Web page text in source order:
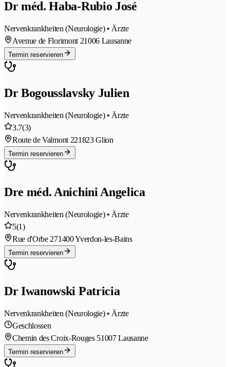
Dr méd. Haba-Rubio José
Nervenkrankheiten (Neurologie) • Ärzte
Avenue de Florimont 21006 Lausanne
Termin reservieren
Dr Bogousslavsky Julien
Nervenkrankheiten (Neurologie) • Ärzte
3.7(3)
Route de Valmont 221823 Glion
Termin reservieren
Dre méd. Anichini Angelica
Nervenkrankheiten (Neurologie) • Ärzte
5(1)
Rue d'Orbe 271400 Yverdon-les-Bains
Termin reservieren
Dr Iwanowski Patricia
Nervenkrankheiten (Neurologie) • Ärzte
Geschlossen
Chemin des Croix-Rouges 51007 Lausanne
Termin reservieren